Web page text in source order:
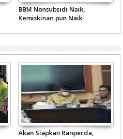
BBM Nonsubsidi Naik,
Kemiskinan pun Naik
Akan Siapkan Ranperda,